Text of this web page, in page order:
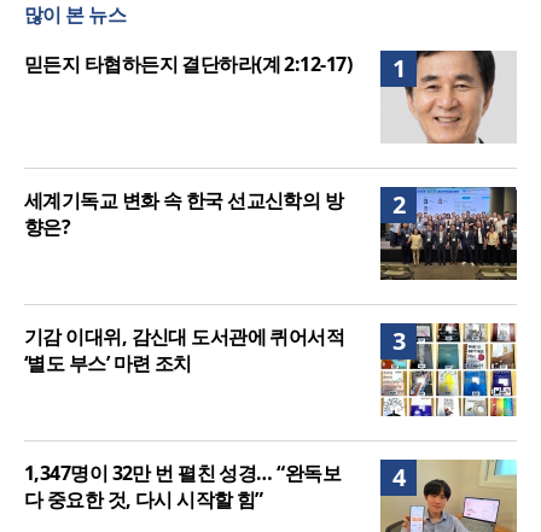
느헤미야 연합기도회, ‘왕의 기도’로 나라·한국교회·다
세기총 “자유를 지키며 하나 된 희망의 미래를 향하
여”
많이 본 뉴스
1
믿든지 타협하든지 결단하라(계 2:12-17)
2
세계기독교 변화 속 한국 선교신학의 방
향은?
3
기감 이대위, 감신대 도서관에 퀴어서적
‘별도 부스’ 마련 조치
4
1,347명이 32만 번 펼친 성경… “완독보
다 중요한 것, 다시 시작할 힘”